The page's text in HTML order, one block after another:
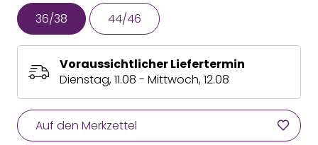
36/38
44/46
Voraussichtlicher Liefertermin
Dienstag, 11.08 - Mittwoch, 12.08
Auf den Merkzettel